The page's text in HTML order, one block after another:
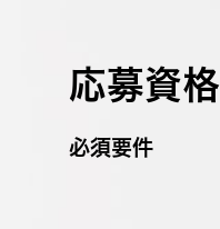
応募資格
必須要件